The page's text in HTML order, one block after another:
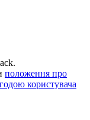
положення про
користувача